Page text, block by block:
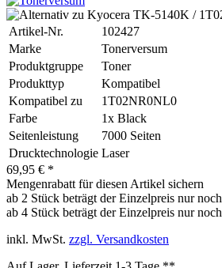
Artikel-Nr.
102427
Marke
Tonerversum
Produktgruppe
Toner
Produkttyp
Kompatibel
Kompatibel zu
1T02NR0NL0
Farbe
1x Black
Seitenleistung
7000 Seiten
Drucktechnologie Laser
69,95 € *
Mengenrabatt für diesen Artikel sichern
ab 2 Stück beträgt der Einzelpreis nur noch
ab 4 Stück beträgt der Einzelpreis nur noch
inkl. MwSt. zzgl. Versandkosten